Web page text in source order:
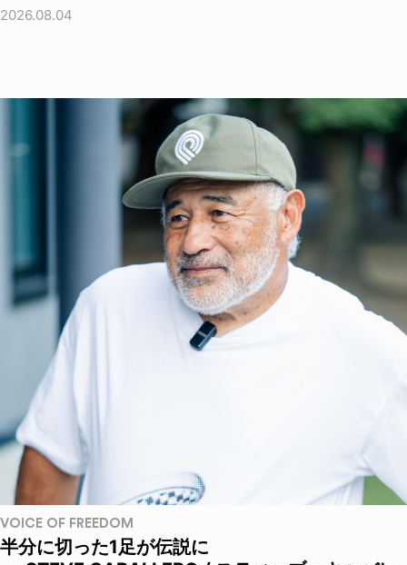
2026.08.04
VOICE OF FREEDOM
半分に切った1足が伝説に